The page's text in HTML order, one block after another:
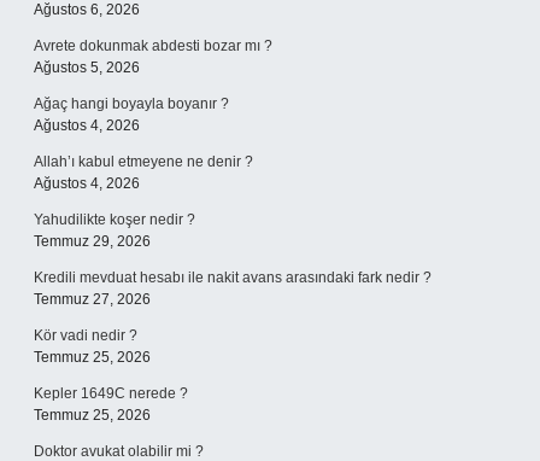
Ağustos 6, 2026
Avrete dokunmak abdesti bozar mı ?
Ağustos 5, 2026
Ağaç hangi boyayla boyanır ?
Ağustos 4, 2026
Allah’ı kabul etmeyene ne denir ?
Ağustos 4, 2026
Yahudilikte koşer nedir ?
Temmuz 29, 2026
Kredili mevduat hesabı ile nakit avans arasındaki fark nedir ?
Temmuz 27, 2026
Kör vadi nedir ?
Temmuz 25, 2026
Kepler 1649C nerede ?
Temmuz 25, 2026
Doktor avukat olabilir mi ?